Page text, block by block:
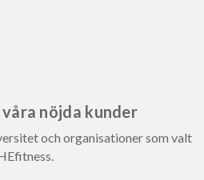
nöjda kunder
och organisationer som valt